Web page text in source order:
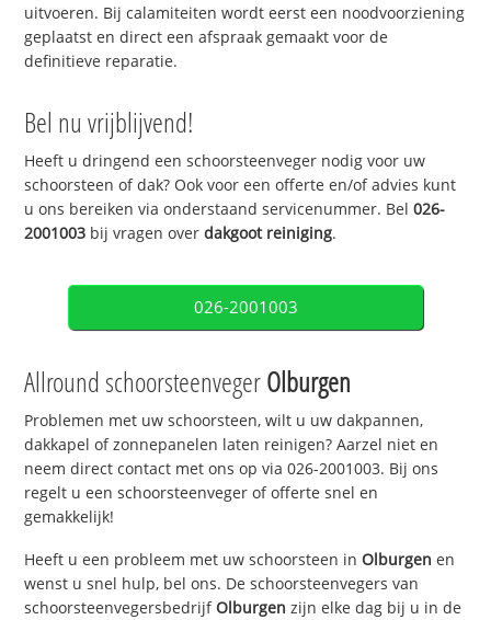
uitvoeren. Bij calamiteiten wordt eerst een noodvoorziening
geplaatst en direct een afspraak gemaakt voor de
definitieve reparatie.
Bel nu vrijblijvend!
Heeft u dringend een schoorsteenveger nodig voor uw
schoorsteen of dak? Ook voor een offerte en/of advies kunt
u ons bereiken via onderstaand servicenummer. Bel026-
2001003 bij vragen overdakgoot reiniging.
026-2001003
Allround schoorsteenvegerOlburgen
Problemen met uw schoorsteen, wilt u uw dakpannen,
dakkapel of zonnepanelen laten reinigen? Aarzel niet en
neem direct contact met ons op via 026-2001003. Bij ons
regelt u een schoorsteenveger of offerte snel en
gemakkelijk!
Heeft u een probleem met uw schoorsteen inOlburgen en
wenst u snel hulp, bel ons. De schoorsteenvegers van
schoorsteenvegersbedrijfOlburgen zijn elke dag bij u in de